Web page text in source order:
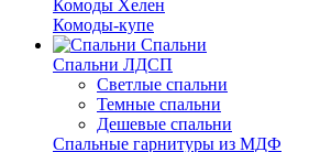
Комоды Хелен
Комоды-купе
Спальни
Спальни ЛДСП
Светлые спальни
Темные спальни
Дешевые спальни
Спальные гарнитуры из МДФ